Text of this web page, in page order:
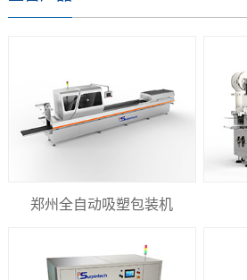
郑州全自动吸塑包装机